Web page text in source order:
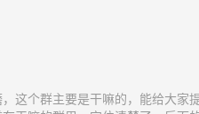
这个群主要是干嘛的，能给大家